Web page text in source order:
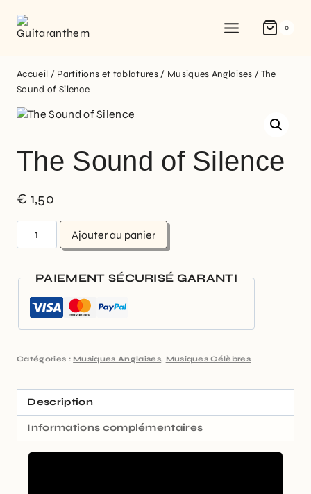
0
Accueil / Partitions et tablatures / Musiques Anglaises / The
Sound of Silence
The Sound of Silence
€ 1,50
Ajouter au panier
PAIEMENT SÉCURISÉ GARANTI
Catégories : Musiques Anglaises, Musiques Célèbres
Description
Informations complémentaires